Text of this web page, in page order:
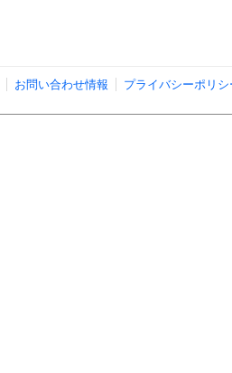
お問い合わせ情報 プライバシーポリシ